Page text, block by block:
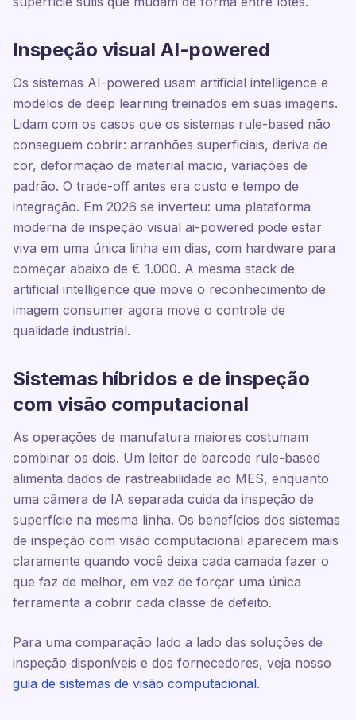
Inspeção visual AI-powered
Os sistemas AI-powered usam artificial intelligence e
modelos de deep learning treinados em suas imagens.
Lidam com os casos que os sistemas rule-based não
conseguem cobrir: arranhões superficiais, deriva de
cor, deformação de material macio, variações de
padrão. O trade-off antes era custo e tempo de
integração. Em 2026 se inverteu: uma plataforma
moderna de inspeção visual ai-powered pode estar
viva em uma única linha em dias, com hardware para
começar abaixo de € 1.000. A mesma stack de
artificial intelligence que move o reconhecimento de
imagem consumer agora move o controle de
qualidade industrial.
Sistemas híbridos e de inspeção
com visão computacional
As operações de manufatura maiores costumam
combinar os dois. Um leitor de barcode rule-based
alimenta dados de rastreabilidade ao MES, enquanto
uma câmera de IA separada cuida da inspeção de
superfície na mesma linha. Os benefícios dos sistemas
de inspeção com visão computacional aparecem mais
claramente quando você deixa cada camada fazer o
que faz de melhor, em vez de forçar uma única
ferramenta a cobrir cada classe de defeito.
Para uma comparação lado a lado das soluções de
inspeção disponíveis e dos fornecedores, veja nosso
guia de sistemas de visão computacional.